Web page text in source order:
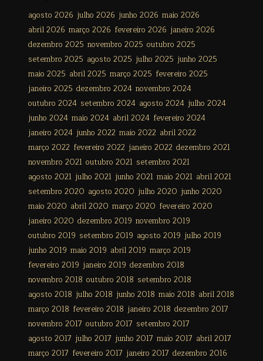
agosto 2026 julho 2026 junho 2026 maio 2026
abril 2026 março 2026 fevereiro 2026 janeiro 2026
dezembro 2025 novembro 2025 outubro 2025
setembro 2025 agosto 2025 julho 2025 junho 2025
maio 2025 abril 2025 março 2025 fevereiro 2025
janeiro 2025 dezembro 2024 novembro 2024
outubro 2024 setembro 2024 agosto 2024 julho 2024
junho 2024 maio 2024 abril 2024 fevereiro 2024
janeiro 2024 junho 2022 maio 2022 abril 2022
março 2022 fevereiro 2022 janeiro 2022 dezembro 2021
novembro 2021 outubro 2021 setembro 2021
agosto 2021 julho 2021 junho 2021 maio 2021 abril 2021
setembro 2020 agosto 2020 julho 2020 junho 2020
maio 2020 abril 2020 março 2020 fevereiro 2020
janeiro 2020 dezembro 2019 novembro 2019
outubro 2019 setembro 2019 agosto 2019 julho 2019
junho 2019 maio 2019 abril 2019 março 2019
fevereiro 2019 janeiro 2019 dezembro 2018
novembro 2018 outubro 2018 setembro 2018
agosto 2018 julho 2018 junho 2018 maio 2018 abril 2018
março 2018 fevereiro 2018 janeiro 2018 dezembro 2017
novembro 2017 outubro 2017 setembro 2017
agosto 2017 julho 2017 junho 2017 maio 2017 abril 2017
março 2017 fevereiro 2017 janeiro 2017 dezembro 2016